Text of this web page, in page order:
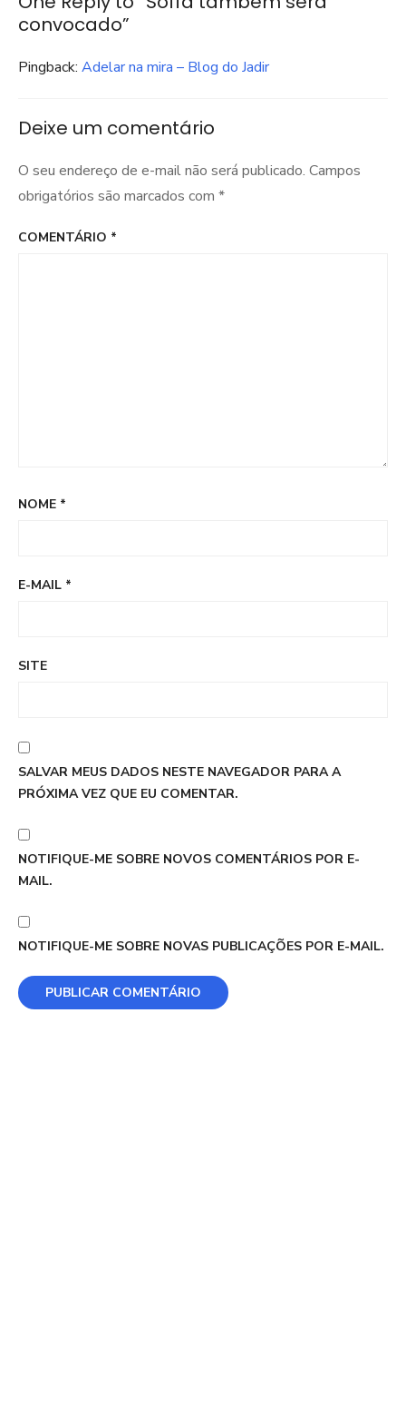
convocado”
Pingback: Adelar na mira – Blog do Jadir
Deixe um comentário
O seu endereço de e-mail não será publicado. Campos
obrigatórios são marcados com *
COMENTÁRIO *
NOME *
E-MAIL *
SITE
SALVAR MEUS DADOS NESTE NAVEGADOR PARA A
PRÓXIMA VEZ QUE EU COMENTAR.
NOTIFIQUE-ME SOBRE NOVOS COMENTÁRIOS POR E-
MAIL.
NOTIFIQUE-ME SOBRE NOVAS PUBLICAÇÕES POR E-MAIL.